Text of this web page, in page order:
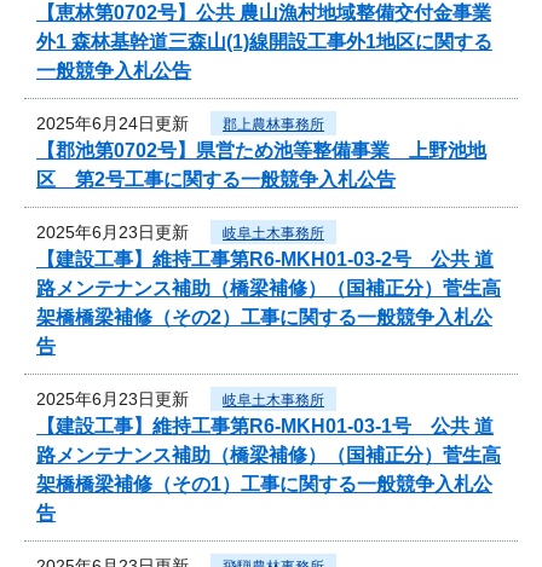
【恵林第0702号】公共 農山漁村地域整備交付金事業
外1 森林基幹道三森山(1)線開設工事外1地区に関する
一般競争入札公告
2025年6月24日更新 郡上農林事務所
【郡池第0702号】県営ため池等整備事業 上野池地
区 第2号工事に関する一般競争入札公告
2025年6月23日更新 岐阜土木事務所
【建設工事】維持工事第R6-MKH01-03-2号 公共 道
路メンテナンス補助（橋梁補修）（国補正分）菅生高
架橋橋梁補修（その2）工事に関する一般競争入札公
告
2025年6月23日更新 岐阜土木事務所
【建設工事】維持工事第R6-MKH01-03-1号 公共 道
路メンテナンス補助（橋梁補修）（国補正分）菅生高
架橋橋梁補修（その1）工事に関する一般競争入札公
告